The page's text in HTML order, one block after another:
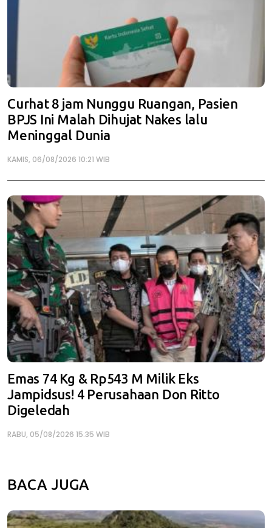
Curhat 8 jam Nunggu Ruangan, Pasien
BPJS Ini Malah Dihujat Nakes lalu
Meninggal Dunia
KAMIS, 06/08/2026 10:21 WIB
Emas 74 Kg & Rp543 M Milik Eks
Jampidsus! 4 Perusahaan Don Ritto
Digeledah
RABU, 05/08/2026 15:35 WIB
BACA JUGA